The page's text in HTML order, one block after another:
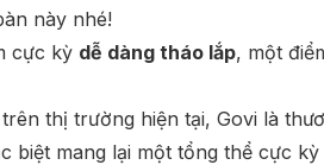
này nhé!
cực kỳ dễ dàng tháo lắp, một
thị trường hiện tại, Govi là
biệt mang lại một tổng thể cực